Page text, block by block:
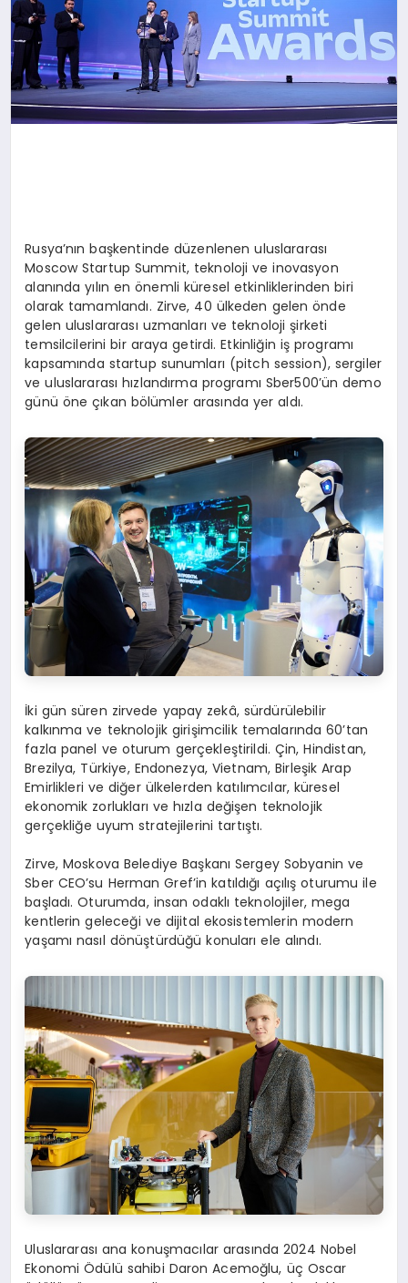
Rusya’nın başkentinde düzenlenen uluslararası
Moscow Startup Summit, teknoloji ve inovasyon
alanında yılın en önemli küresel etkinliklerinden biri
olarak tamamlandı. Zirve, 40 ülkeden gelen önde
gelen uluslararası uzmanları ve teknoloji şirketi
temsilcilerini bir araya getirdi. Etkinliğin iş programı
kapsamında startup sunumları (pitch session), sergiler
ve uluslararası hızlandırma programı Sber500’ün demo
günü öne çıkan bölümler arasında yer aldı.
İki gün süren zirvede yapay zekâ, sürdürülebilir
kalkınma ve teknolojik girişimcilik temalarında 60’tan
fazla panel ve oturum gerçekleştirildi. Çin, Hindistan,
Brezilya, Türkiye, Endonezya, Vietnam, Birleşik Arap
Emirlikleri ve diğer ülkelerden katılımcılar, küresel
ekonomik zorlukları ve hızla değişen teknolojik
gerçekliğe uyum stratejilerini tartıştı.
Zirve, Moskova Belediye Başkanı Sergey Sobyanin ve
Sber CEO’su Herman Gref’in katıldığı açılış oturumu ile
başladı. Oturumda, insan odaklı teknolojiler, mega
kentlerin geleceği ve dijital ekosistemlerin modern
yaşamı nasıl dönüştürdüğü konuları ele alındı.
Uluslararası ana konuşmacılar arasında 2024 Nobel
Ekonomi Ödülü sahibi Daron Acemoğlu, üç Oscar